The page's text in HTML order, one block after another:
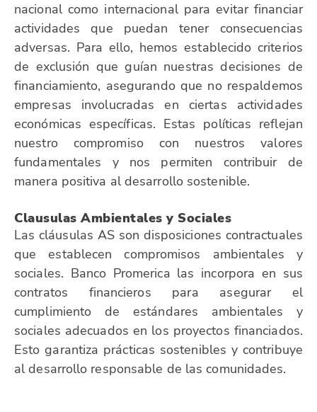
nacional como internacional para evitar financiar
actividades que puedan tener consecuencias
adversas. Para ello, hemos establecido criterios
de exclusión que guían nuestras decisiones de
financiamiento, asegurando que no respaldemos
empresas involucradas en ciertas actividades
económicas específicas. Estas políticas reflejan
nuestro compromiso con nuestros valores
fundamentales y nos permiten contribuir de
manera positiva al desarrollo sostenible.
Clausulas Ambientales y Sociales
Las cláusulas AS son disposiciones contractuales
que establecen compromisos ambientales y
sociales. Banco Promerica las incorpora en sus
contratos financieros para asegurar el
cumplimiento de estándares ambientales y
sociales adecuados en los proyectos financiados.
Esto garantiza prácticas sostenibles y contribuye
al desarrollo responsable de las comunidades.